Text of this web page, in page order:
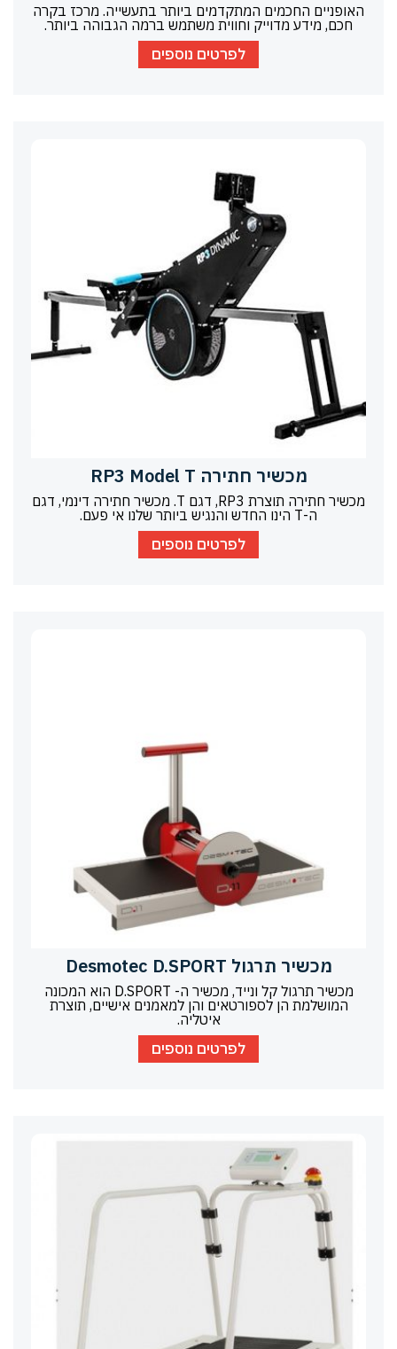
האופניים החכמים המתקדמים ביותר בתעשייה. מרכז בקרה
חכם, מידע מדוייק וחווית משתמש ברמה הגבוהה ביותר.
לפרטים נוספים
מכשיר חתירה RP3 Model T
מכשיר חתירה תוצרת RP3, דגם T. מכשיר חתירה דינמי, דגם
ה-T הינו החדש והנגיש ביותר שלנו אי פעם.
לפרטים נוספים
מכשיר תרגול Desmotec D.SPORT
מכשיר תרגול קל ונייד, מכשיר ה- D.SPORT הוא המכונה
המושלמת הן לספורטאים והן למאמנים אישיים, תוצרת
איטליה.
לפרטים נוספים